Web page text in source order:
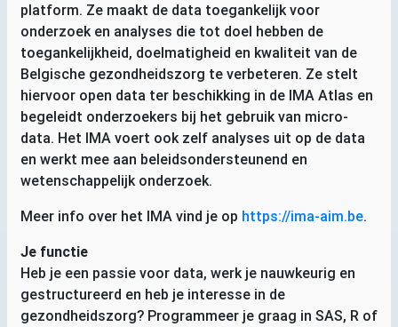
platform. Ze maakt de data toegankelijk voor
onderzoek en analyses die tot doel hebben de
toegankelijkheid, doelmatigheid en kwaliteit van de
Belgische gezondheidszorg te verbeteren. Ze stelt
hiervoor open data ter beschikking in de IMA Atlas en
begeleidt onderzoekers bij het gebruik van micro-
data. Het IMA voert ook zelf analyses uit op de data
en werkt mee aan beleidsondersteunend en
wetenschappelijk onderzoek.
Meer info over het IMA vind je op https://ima-aim.be.
Je functie
Heb je een passie voor data, werk je nauwkeurig en
gestructureerd en heb je interesse in de
gezondheidszorg? Programmeer je graag in SAS, R of